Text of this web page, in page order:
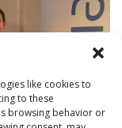
like cookies to
to these
browsing behavior or